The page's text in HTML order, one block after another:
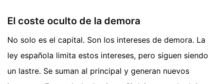
El coste oculto de la demora
No solo es el capital. Son los intereses de demora. La
ley española limita estos intereses, pero siguen siendo
un lastre. Se suman al principal y generan nuevos